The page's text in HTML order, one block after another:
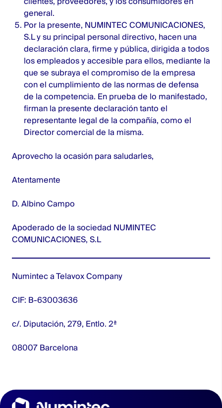
general.
Por la presente, NUMINTEC COMUNICACIONES,
S.L y su principal personal directivo, hacen una
declaración clara, firme y pública, dirigida a todos
los empleados y accesible para ellos, mediante la
que se subraya el compromiso de la empresa
con el cumplimiento de las normas de defensa
de la competencia. En prueba de lo manifestado,
firman la presente declaración tanto el
representante legal de la compañía, como el
Director comercial de la misma.
Aprovecho la ocasión para saludarles,
Atentamente
D. Albino Campo
Apoderado de la sociedad NUMINTEC
COMUNICACIONES, S.L
Numintec a Telavox Company
CIF: B-63003636
c/. Diputación, 279, Entlo. 2ª
08007 Barcelona